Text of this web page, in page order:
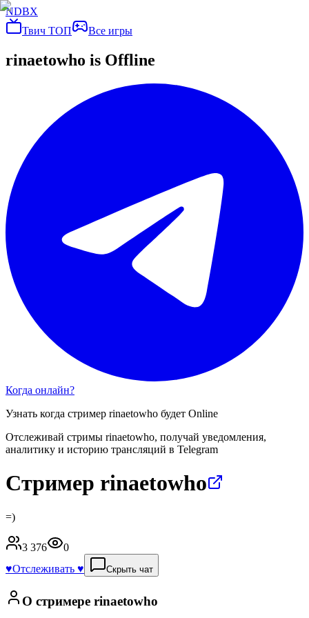
NDBX
Твич ТОП
Все игры
rinaetowho is Offline
Когда онлайн?
Узнать когда стример rinaetowho будет Online
Отслеживай стримы rinaetowho, получай уведомления,
аналитику и историю трансляций в Telegram
Стример rinaetowho
=)
3 376
0
♥️Отслеживать ♥️ Скрыть чат
О стримере rinaetowho